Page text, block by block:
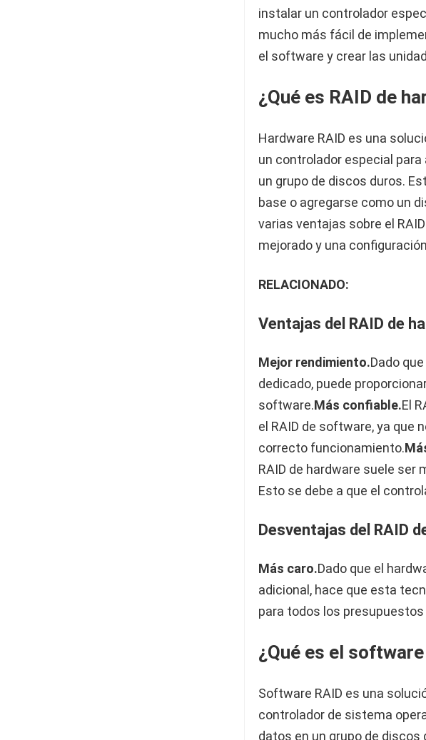
instalar un controlador
mucho más fácil de
el software y crear las
¿Qué es RAID de
Hardware RAID es una
un controlador especial
un grupo de discos duros.
base o agregarse como un
varias ventajas sobre el
mejorado y una
RELACIONADO:
Ventajas del RAID de
Mejor rendimiento.Dado
dedicado, puede
software.Más confiable.El
el RAID de software, ya que
correcto funcionamiento.
RAID de hardware suele ser
Esto se debe a que el
Desventajas del RAID
Más caro.Dado que el
adicional, hace que esta
para todos los
¿Qué es el
Software RAID es una
controlador de sistema
datos en un grupo de discos